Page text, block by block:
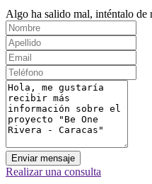
Algo ha salido mal, inténtalo de
Enviar mensaje
Realizar una consulta